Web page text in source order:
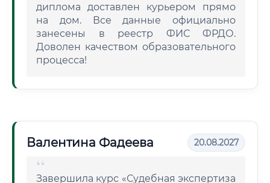
диплома доставлен курьером прямо
на дом. Все данные официально
занесены в реестр ФИС ФРДО.
Доволен качеством образовательного
процесса!
Валентина Фадеева 20.08.2027
Завершила курс «Судебная экспертиза